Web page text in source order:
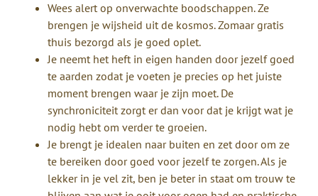
Wees alert op onverwachte boodschappen. Ze
brengen je wijsheid uit de kosmos. Zomaar gratis
thuis bezorgd als je goed oplet.
Je neemt het heft in eigen handen door jezelf goed
te aarden zodat je voeten je precies op het juiste
moment brengen waar je zijn moet. De
synchroniciteit zorgt er dan voor dat je krijgt wat je
nodig hebt om verder te groeien.
Je brengt je idealen naar buiten en zet door om ze
te bereiken door goed voor jezelf te zorgen. Als je
lekker in je vel zit, ben je beter in staat om trouw te